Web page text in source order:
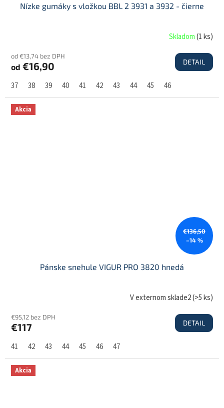
Nízke gumáky s vložkou BBL 2 3931 a 3932 - čierne
Skladom(1 ks)
od €13,74 bez DPH
od €16,90 DETAIL
37 38 39 40 41 42 43 44 45 46
Akcia
€136,50
–14 %
Pánske snehule VIGUR PRO 3820 hnedá
V externom sklade2(>5 ks)
€95,12 bez DPH
€117 DETAIL
41 42 43 44 45 46 47
Akcia